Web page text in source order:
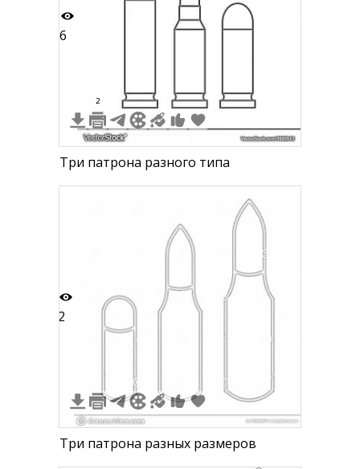
6
2
Три патрона разного типа
2
Три патрона разных размеров